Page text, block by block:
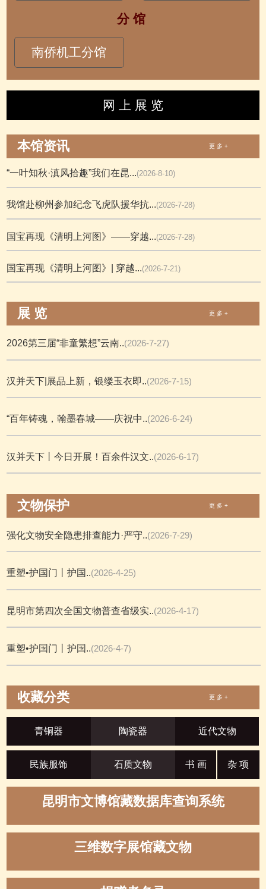
分 馆
南侨机工分馆
网 上 展 览
本馆资讯 更 多 +
“一叶知秋·滇风拾趣”我们在昆...(2026-8-10)
我馆赴柳州参加纪念飞虎队援华抗...(2026-7-28)
国宝再现《清明上河图》——穿越...(2026-7-28)
国宝再现《清明上河图》| 穿越...(2026-7-21)
展 览 更 多 +
2026第三届“非童繁想”云南..(2026-7-27)
汉并天下|展品上新，银缕玉衣即..(2026-7-15)
“百年铸魂，翰墨春城——庆祝中..(2026-6-24)
汉并天下丨今日开展！百余件汉文..(2026-6-17)
文物保护 更 多 +
强化文物安全隐患排查能力·严守..(2026-7-29)
重塑•护国门丨护国..(2026-4-25)
昆明市第四次全国文物普查省级实..(2026-4-17)
重塑•护国门丨护国..(2026-4-7)
收藏分类 更 多 +
青铜器 陶瓷器 近代文物
民族服饰 石质文物 书 画 杂 项
昆明市文博馆藏数据库查询系统
三维数字展馆藏文物